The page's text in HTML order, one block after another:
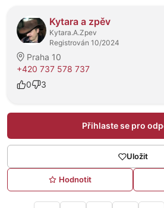
Kytara a zpěv
Kytara.A.Zpev
Registrován 10/2024
Praha 10
+420 737 578 737
0
3
Přihlaste se pro
Uložit
Hodnotit